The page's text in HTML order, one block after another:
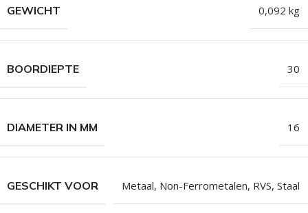
GEWICHT 0,092 kg
BOORDIEPTE 30
DIAMETER IN MM 16
GESCHIKT VOOR Metaal, Non-Ferrometalen, RVS, Staal